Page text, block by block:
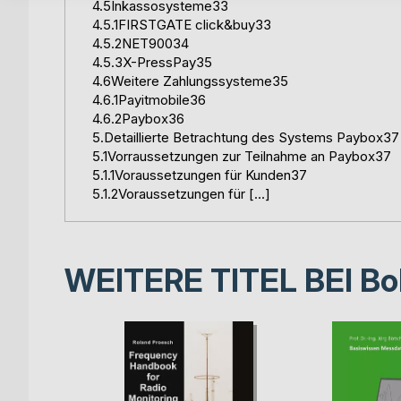
4.5Inkassosysteme33
4.5.1FIRSTGATE click&buy33
4.5.2NET90034
4.5.3X-PressPay35
4.6Weitere Zahlungssysteme35
4.6.1Payitmobile36
4.6.2Paybox36
5.Detaillierte Betrachtung des Systems
5.1Vorraussetzungen zur Teilnahme an Paybox37
5.1.1Voraussetzungen für Kunden37
5.1.2Voraussetzungen für […]
WEITERE TITEL BEI